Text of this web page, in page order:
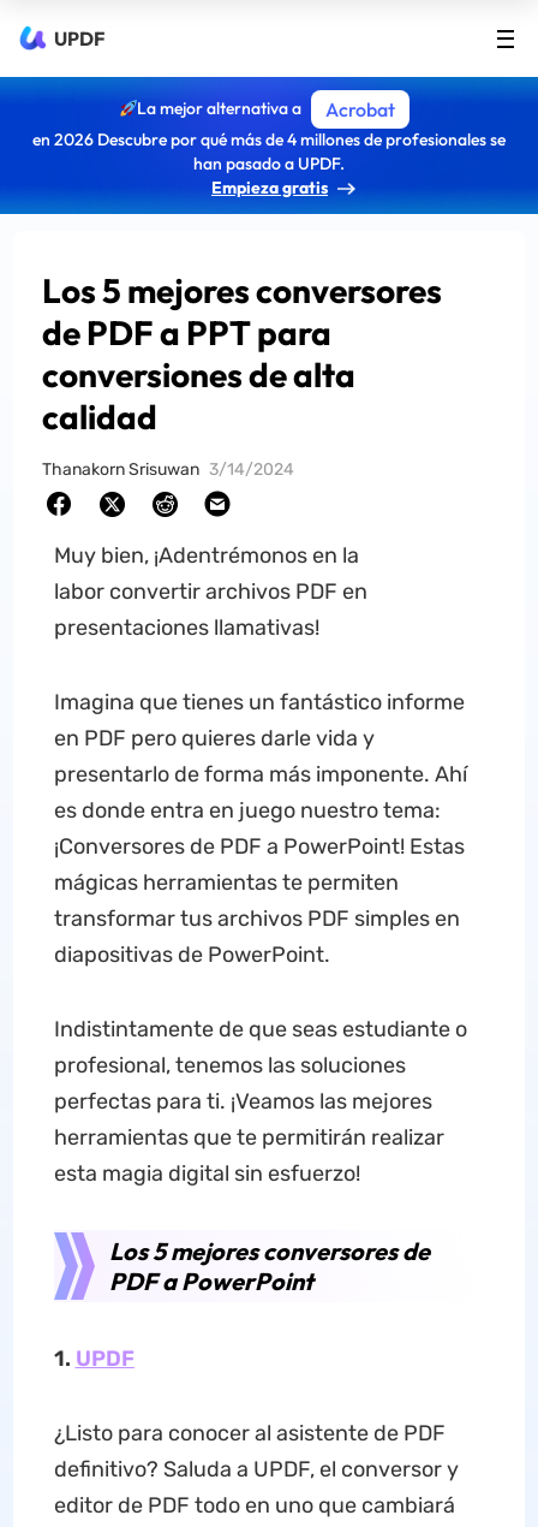
UPDF
La mejor alternativa a Acrobat
en 2026 Descubre por qué más de 4 millones de profesionales se
han pasado a UPDF.
Empieza gratis
Los 5 mejores conversores
de PDF a PPT para
conversiones de alta
calidad
Thanakorn Srisuwan 3/14/2024
Muy bien, ¡Adentrémonos en la
labor convertir archivos PDF en
presentaciones llamativas!
Imagina que tienes un fantástico informe
en PDF pero quieres darle vida y
presentarlo de forma más imponente. Ahí
es donde entra en juego nuestro tema:
¡Conversores de PDF a PowerPoint! Estas
mágicas herramientas te permiten
transformar tus archivos PDF simples en
diapositivas de PowerPoint.
Indistintamente de que seas estudiante o
profesional, tenemos las soluciones
perfectas para ti. ¡Veamos las mejores
herramientas que te permitirán realizar
esta magia digital sin esfuerzo!
Los 5 mejores conversores de
PDF a PowerPoint
1. UPDF
¿Listo para conocer al asistente de PDF
definitivo? Saluda a UPDF, el conversor y
editor de PDF todo en uno que cambiará